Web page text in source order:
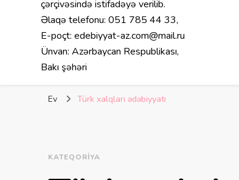
çərçivəsində istifadəyə verilib.
Əlaqə telefonu: 051 785 44 33,
E-poçt: edebiyyat-az.com@mail.ru
Ünvan: Azərbaycan Respublikası,
Bakı şəhəri
Ev Türk xalqları ədəbiyyatı
KATEQORIYA